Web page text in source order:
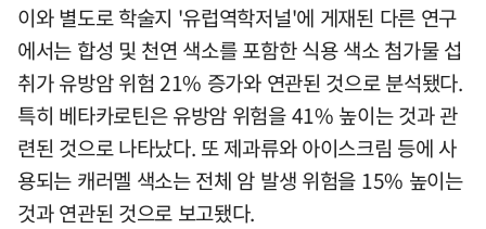
이와 별도로 학술지 '유럽역학저널'에 게재된 다른 연구
에서는 합성 및 천연 색소를 포함한 식용 색소 첨가물 섭
취가 유방암 위험 21% 증가와 연관된 것으로 분석됐다.
특히 베타카로틴은 유방암 위험을 41% 높이는 것과 관
련된 것으로 나타났다. 또 제과류와 아이스크림 등에 사
용되는 캐러멜 색소는 전체 암 발생 위험을 15% 높이는
것과 연관된 것으로 보고됐다.